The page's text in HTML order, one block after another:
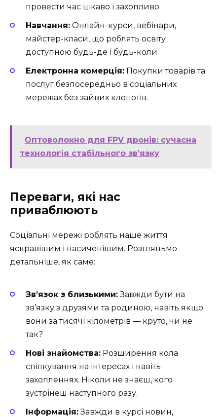
провести час цікаво і захопливо.
Навчання: Онлайн-курси, вебінари,
майстер-класи, що роблять освіту
доступною будь-де і будь-коли.
Електронна комерція: Покупки товарів та
послуг безпосередньо в соціальних
мережах без зайвих клопотів.
Оптоволокно для FPV дронів: сучасна
технологія стабільного зв’язку
Переваги, які нас
приваблюють
Соціальні мережі роблять наше життя
яскравішим і насиченішим. Розгляньмо
детальніше, як саме:
Зв’язок з близькими:Завжди бути на
зв’язку з друзями та родиною, навіть якщо
вони за тисячі кілометрів — круто, чи не
так?
Нові знайомства: Розширення кола
спілкування на інтересах і навіть
захопленнях. Ніколи не знаєш, кого
зустрінеш наступного разу.
Інформація:Завжди в курсі новин,